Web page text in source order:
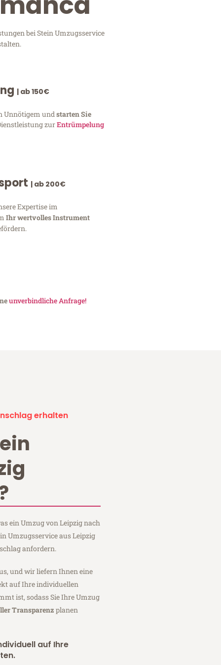
bei Stein Umzugsservice
| ab 150€
Unnötigem und starten Sie
zurEntrümpelung
| ab 200€
Expertise im
Ihr wertvolles Instrument
unverbindliche Anfrage!
erhalten
ein Umzug von Leipzig nach
Umzugsservice aus Leipzig
anfordern.
und wir liefern Ihnen eine
auf Ihre individuellen
ist, sodass Sie Ihre Umzug
Transparenz planen
auf Ihre